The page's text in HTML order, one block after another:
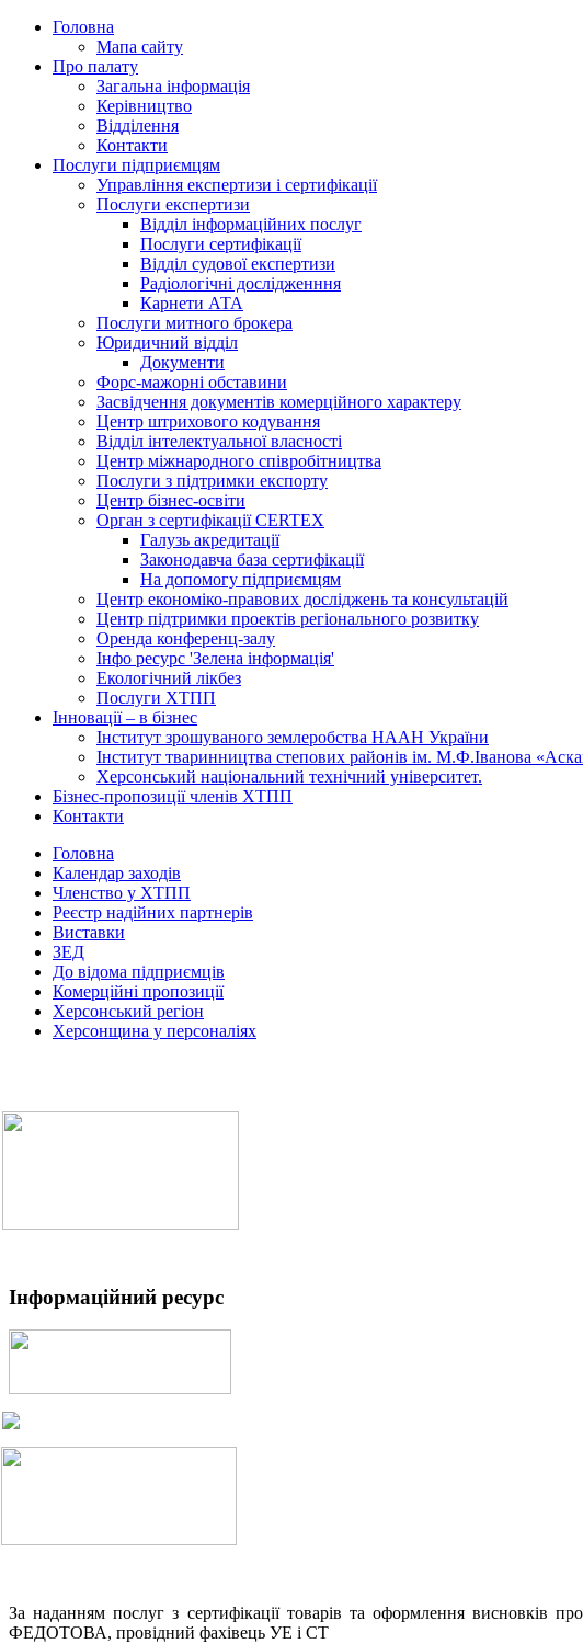
Головна
Мапа сайту
Про палату
Загальна інформація
Керівництво
Відділення
Контакти
Послуги підприємцям
Управління експертизи і сертифікації
Послуги експертизи
Відділ інформаційних послуг
Послуги сертифікації
Відділ судової експертизи
Радіологічні дослідженння
Карнети АТА
Послуги митного брокера
Юридичний відділ
Документи
Форс-мажорні обставини
Засвідчення документів комерційного характеру
Центр штрихового кодування
Відділ інтелектуальної власності
Центр міжнародного співробітництва
Послуги з підтримки експорту
Центр бізнес-освіти
Орган з сертифікації CERTEX
Галузь акредитації
Законодавча база сертифікації
На допомогу підприємцям
Центр економіко-правових досліджень та консультацій
Центр підтримки проектів регіонального розвитку
Оренда конференц-залу
Інфо ресурс 'Зелена інформація'
Екологічний лікбез
Послуги ХТПП
Інновації – в бізнес
Інститут зрошуваного землеробства НААН України
Інститут тваринництва степових районів ім. М.Ф.Іванова
Херсонський національний технічний університет.
Бізнес-пропозиції членів ХТПП
Контакти
Головна
Календар заходів
Членство у ХТПП
Реєстр надійних партнерів
Виставки
ЗЕД
До відома підприємців
Комерційні пропозиції
Херсонський регіон
Херсонщина у персоналіях
Інформаційний ресурс
За наданням послуг з сертифікації товарів та оформлення висновків
ФЕДОТОВА, провідний фахівець УЕ і СТ